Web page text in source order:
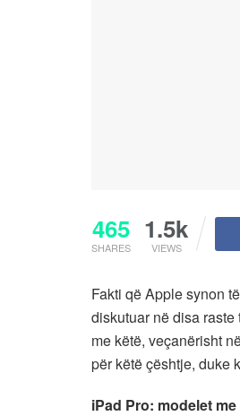
465
SHARES
1.5k
VIEWS
Fakti që Apple synon
diskutuar në disa
me këtë, veçanërisht
për këtë çështje, duke
iPad Pro: modelet